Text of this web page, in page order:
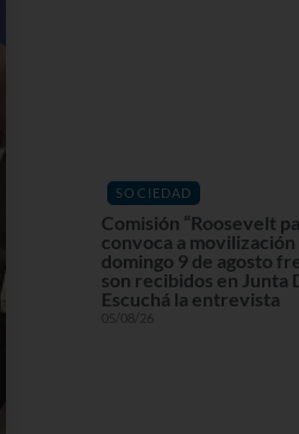
SOCIEDAD
Comisión “Roosevelt
convoca a movilización
domingo 9 de agosto
son recibidos en Junta
Escuchá la entrevista
05/08/26